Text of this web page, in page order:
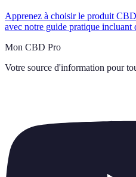
Apprenez à choisir le produit
avec notre guide pratique incluant
Mon CBD Pro
Votre source d'information pour